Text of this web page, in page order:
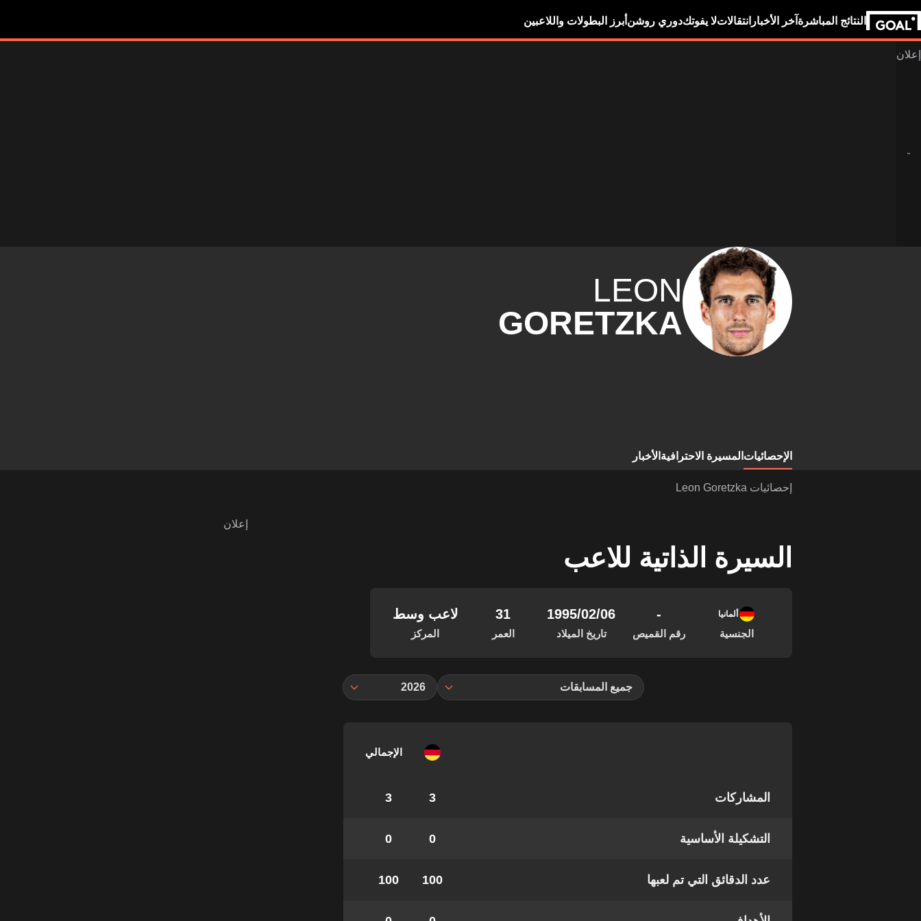
النتائج المباشرة آخر الأخبار انتقالاتلا يفوتكدوري روشن أبرز البطولات واللاعبين
LEON
GORETZKA
الإحصائيات المسيرة الاحترافية الأخبار
إحصائيات Leon Goretzka
السيرة الذاتية للاعب
ألمانيا
الجنسية
-
رقم القميص
06‏/02‏/1995
تاريخ الميلاد
31
العمر
لاعب وسط
المركز
جميع المسابقات 2026
الإجمالي
المشاركات 3
3
التشكيلة الأساسية 0
0
عدد الدقائق التي تم لعبها 100
100